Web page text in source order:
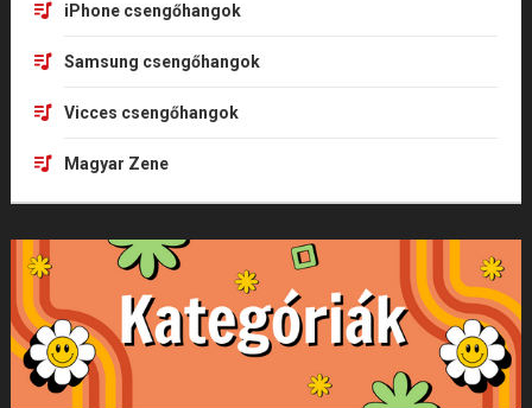
iPhone csengőhangok
Samsung csengőhangok
Vicces csengőhangok
Magyar Zene